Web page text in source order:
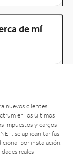
de mí
nuevos clientes
en los últimos
impuestos y cargos
se aplican tarifas
por instalación.
reales